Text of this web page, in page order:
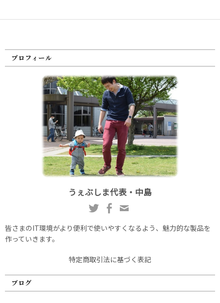
プロフィール
うぇぶしま代表・中島
皆さまのIT環境がより便利で使いやすくなるよう、魅力的な製品を
作っていきます。
特定商取引法に基づく表記
ブログ